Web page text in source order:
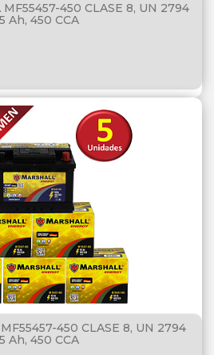
450 CLASE 8, UN 2794
Ah, 450 CCA
450 CLASE 8, UN 2794
Ah, 450 CCA